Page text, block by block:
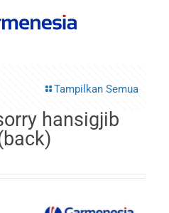
Tampilkan Semua
hansigjib